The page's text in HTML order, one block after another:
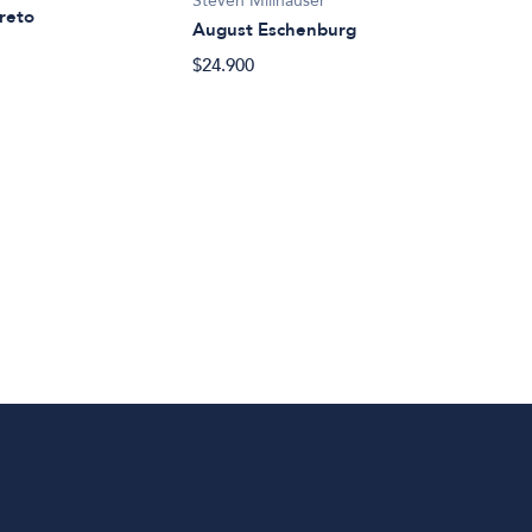
August Eschenburg
$24.900